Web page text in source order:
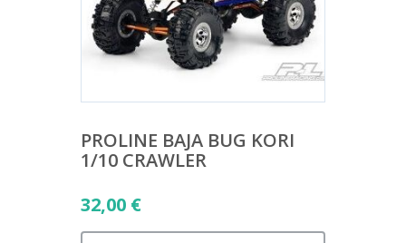
PROLINE BAJA BUG KORI
1/10 CRAWLER
32,00 €